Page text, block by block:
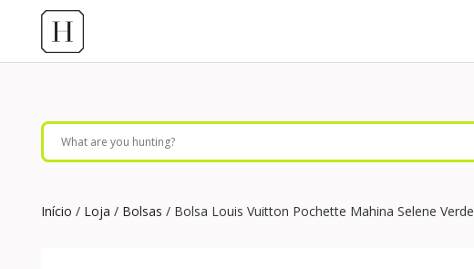
Início / Loja / Bolsas / Bolsa Louis Vuitton Pochette Mahina Selene Verde